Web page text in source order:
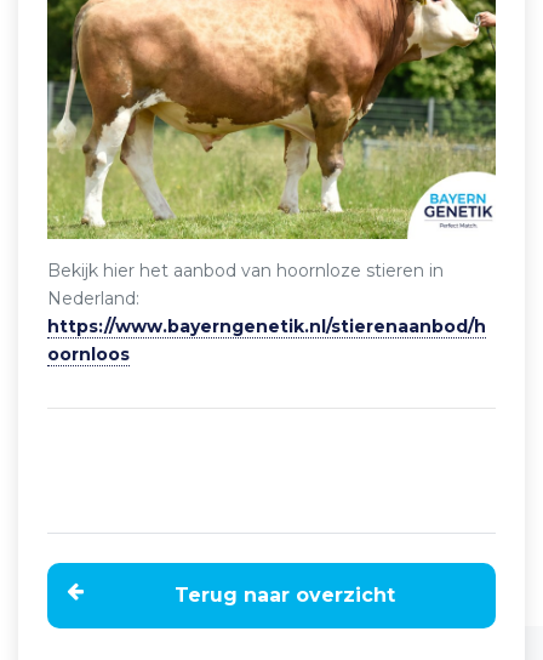
Bekijk hier het aanbod van hoornloze stieren in
Nederland:
https://www.bayerngenetik.nl/stierenaanbod/h
oornloos
Terug naar overzicht